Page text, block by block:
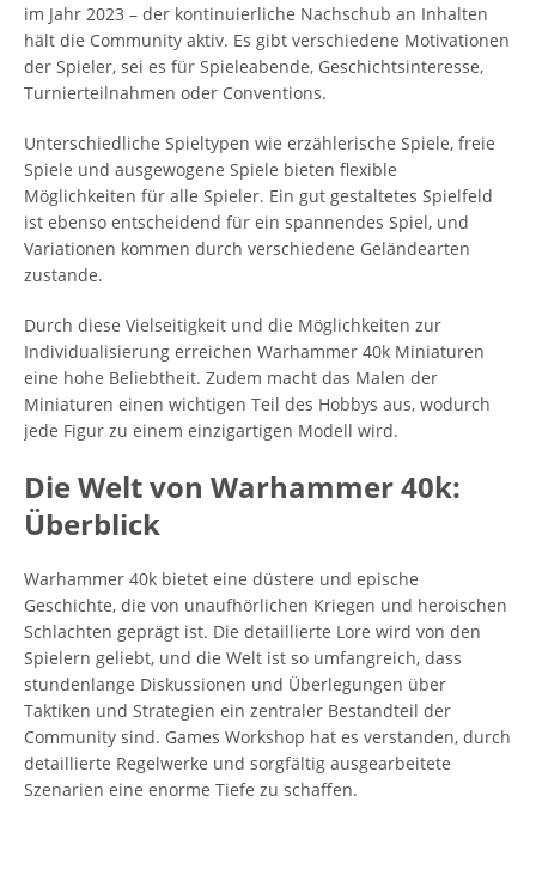
im Jahr 2023 – der kontinuierliche Nachschub an Inhalten
hält die Community aktiv. Es gibt verschiedene Motivationen
der Spieler, sei es für Spieleabende, Geschichtsinteresse,
Turnierteilnahmen oder Conventions.
Unterschiedliche Spieltypen wie erzählerische Spiele, freie
Spiele und ausgewogene Spiele bieten flexible
Möglichkeiten für alle Spieler. Ein gut gestaltetes Spielfeld
ist ebenso entscheidend für ein spannendes Spiel, und
Variationen kommen durch verschiedene Geländearten
zustande.
Durch diese Vielseitigkeit und die Möglichkeiten zur
Individualisierung erreichen Warhammer 40k Miniaturen
eine hohe Beliebtheit. Zudem macht das Malen der
Miniaturen einen wichtigen Teil des Hobbys aus, wodurch
jede Figur zu einem einzigartigen Modell wird.
Die Welt von Warhammer 40k:
Überblick
Warhammer 40k bietet eine düstere und epische
Geschichte, die von unaufhörlichen Kriegen und heroischen
Schlachten geprägt ist. Die detaillierte Lore wird von den
Spielern geliebt, und die Welt ist so umfangreich, dass
stundenlange Diskussionen und Überlegungen über
Taktiken und Strategien ein zentraler Bestandteil der
Community sind. Games Workshop hat es verstanden, durch
detaillierte Regelwerke und sorgfältig ausgearbeitete
Szenarien eine enorme Tiefe zu schaffen.